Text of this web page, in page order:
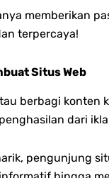
memberikan
terpercaya!
Situs Web
berbagi konten
dari
pengunjung